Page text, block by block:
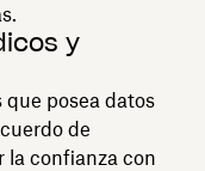
y
que posea datos
de
la confianza con